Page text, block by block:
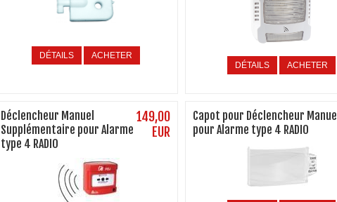
DÉTAILS ACHETER
DÉTAILS ACHETER
Déclencheur Manuel
Supplémentaire pour Alarme
type 4 RADIO
149,00
EUR
Capot pour Déclencheur Manuel
pour Alarme type 4 RADIO